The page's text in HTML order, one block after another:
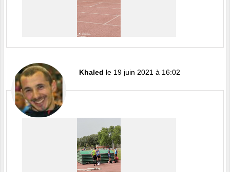
Khaled le 19 juin 2021 à 16:02